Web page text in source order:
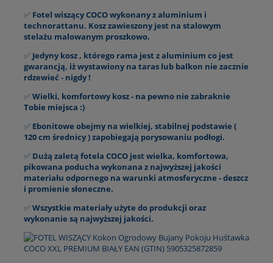
✅ Fotel wiszący COCO wykonany z aluminium i
technorattanu. Kosz zawieszony jest na stalowym
stelażu malowanym proszkowo.
✅ Jedyny kosz , którego rama jest z aluminium co jest
gwarancją, iż wystawiony na taras lub balkon nie zacznie
rdzewieć - nigdy !
✅Wielki, komfortowy kosz - na pewno nie zabraknie
Tobie miejsca :)
✅ Ebonitowe obejmy na wielkiej, stabilnej podstawie (
120 cm średnicy ) zapobiegają porysowaniu podłogi.
✅ Dużą zaletą fotela COCO jest wielka, komfortowa,
pikowana poducha wykonana z najwyższej jakości
materiału odpornego na warunki atmosferyczne - deszcz
i promienie słoneczne.
✅Wszystkie materiały użyte do produkcji oraz
wykonanie są najwyższej jakości.